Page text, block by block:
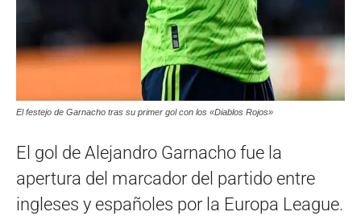
El festejo de Garnacho tras su primer gol con los «Diablos Rojos»
El gol de Alejandro Garnacho fue la
apertura del marcador del partido entre
ingleses y españoles por la Europa League.